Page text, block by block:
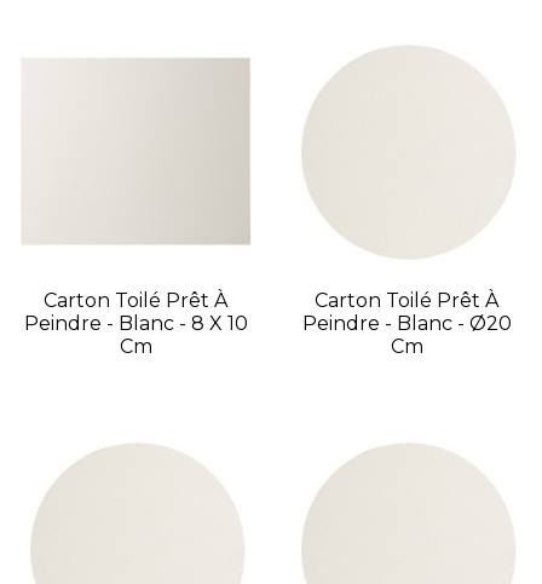
Carton Toilé Prêt À
Peindre - Blanc - 8 X 10
Cm
Carton Toilé Prêt À
Peindre - Blanc - Ø20
Cm